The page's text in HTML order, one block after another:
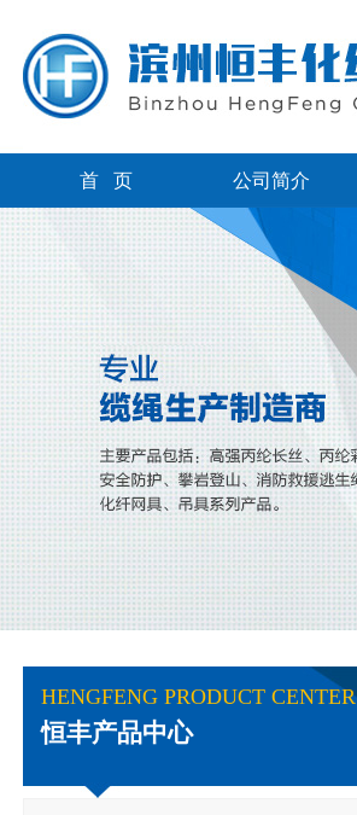
首 页 公司简介
HENGFENG PRODUCT CENTER
恒丰产品中心